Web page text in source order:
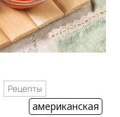
Рецепты
американская